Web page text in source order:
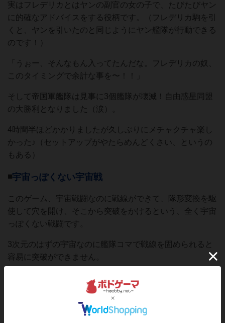
実はフレデリカとはヤンの副官の女の子で、たびたびヤン
に的確なアドバイスをする役柄です。（フレデリカ駒を引
くと、ヤンを引いたのと同じようにヤン艦隊が行動できる
のです！）
「うぉー、そんなもん入ってたんだな。フレデリカの奴、
このタイミングで余計な事を〜！！」
そして帝国軍艦隊は見事に3個艦隊が壊滅！自由惑星同盟
の大勝利となりました（涙）。
4時間半ほどかかりましたが久しぶりにメチャクチャ楽し
かった♪（セットアップがやたらめんどくさい、というの
もある）
◾️宇宙っぽくない宇宙戦
このゲーム、宇宙戦闘なのに戦線ができて、隊形変換を駆
使して穴を開け、そこから突破をかけるという、全く宇宙
っぽくない戦闘です。
3次元のはずの宇宙なのに艦隊コマで戦線を固められると
容易に突破ができません。
また、損害を受けると艦隊は《後退》したりします。
デザイナーも言っている通り、完全にナポレオン時代の戦
術戦闘をイメージしています。